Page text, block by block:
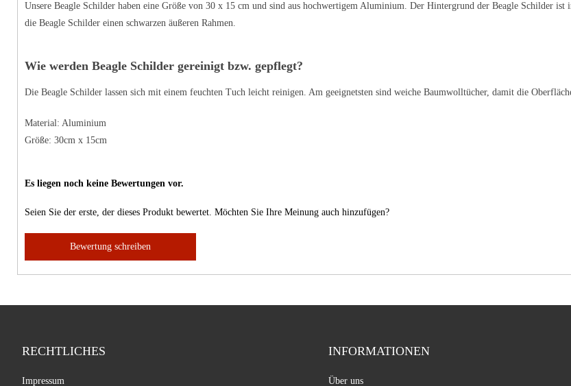
Unsere Beagle Schilder haben eine Größe von 30 x 15 cm und sind aus hochwertigem Aluminium. Der Hintergrund der Beagle Schilder
die Beagle Schilder einen schwarzen äußeren Rahmen.
Wie werden Beagle Schilder gereinigt bzw. gepflegt?
Die Beagle Schilder lassen sich mit einem feuchten Tuch leicht reinigen. Am geeignetsten sind weiche Baumwolltücher, damit die
Material: Aluminium
Größe: 30cm x 15cm
Es liegen noch keine Bewertungen vor.
Seien Sie der erste, der dieses Produkt bewertet. Möchten Sie Ihre Meinung auch hinzufügen?
Bewertung schreiben
RECHTLICHES
Impressum
INFORMATIONEN
Über uns